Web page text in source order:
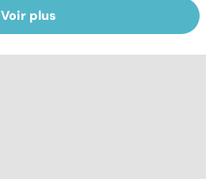
Voir plus